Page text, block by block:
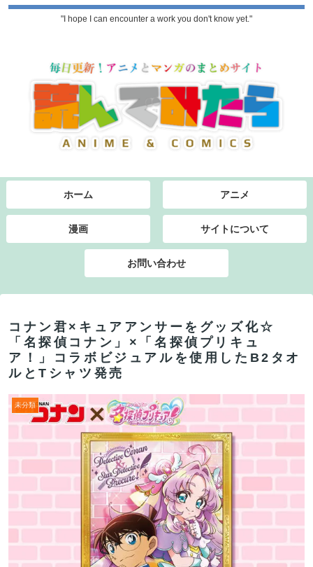
"I hope I can encounter a work you don't know yet."
ホーム アニメ
漫画 サイトについて
お問い合わせ
コナン君×キュアアンサーをグッズ化☆
「名探偵コナン」×「名探偵プリキュ
ア！」コラボビジュアルを使用したB2タオ
ルとTシャツ発売
未分類